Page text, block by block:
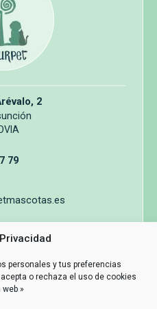
personales y tus preferencias
o rechaza el uso de cookies
»
2
79